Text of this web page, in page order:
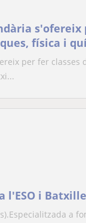
s'ofereix
física i
per fer classes
l'ESO i
a